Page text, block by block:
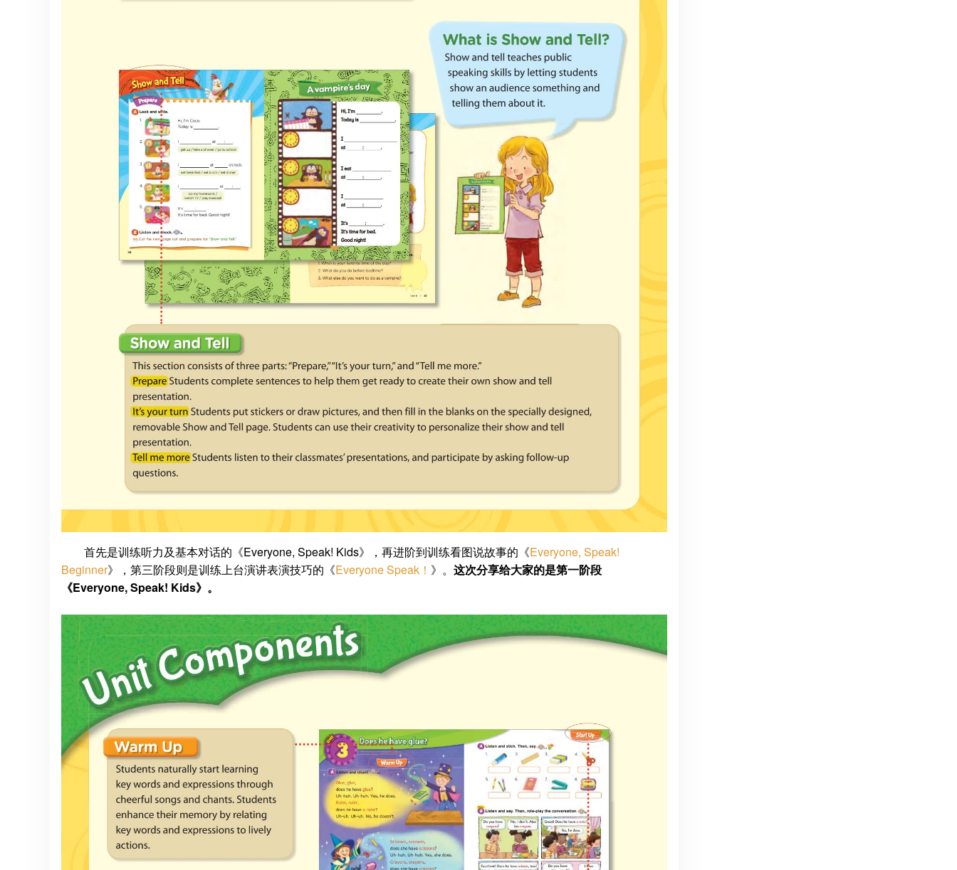
首先是训练听力及基本对话的《Everyone, Speak! Kids》，再进阶到训练看图说故事的《Everyone, Speak!
Beginner》，第三阶段则是训练上台演讲表演技巧的《Everyone Speak！ 》。 这次分享给大家的是第一阶段
《Everyone, Speak! Kids》。